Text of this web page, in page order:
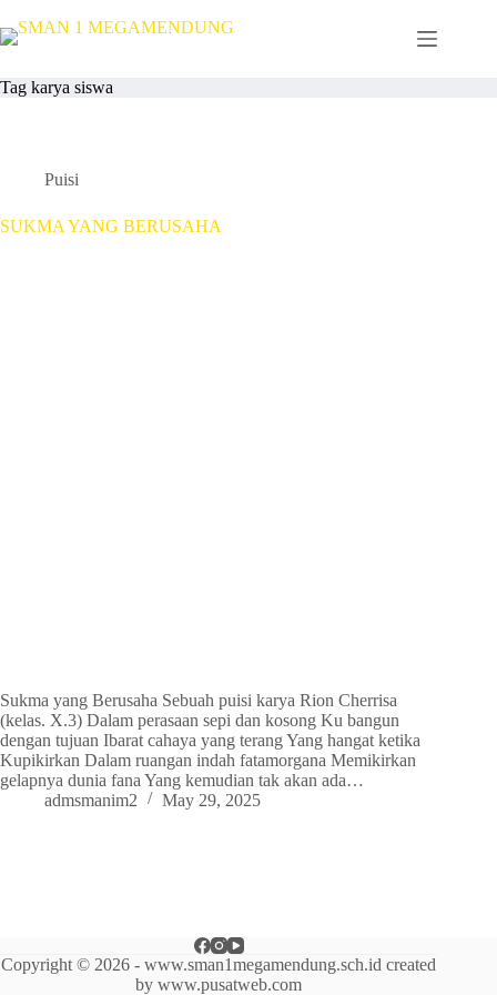
to
content
Tag karya siswa
Puisi
SUKMA YANG BERUSAHA
Sukma yang Berusaha Sebuah puisi karya Rion Cherrisa
(kelas. X.3) Dalam perasaan sepi dan kosong Ku bangun
dengan tujuan Ibarat cahaya yang terang Yang hangat ketika
Kupikirkan Dalam ruangan indah fatamorgana Memikirkan
gelapnya dunia fana Yang kemudian tak akan ada…
admsmanim2
May 29, 2025
Copyright © 2026 - www.sman1megamendung.sch.id created
by www.pusatweb.com